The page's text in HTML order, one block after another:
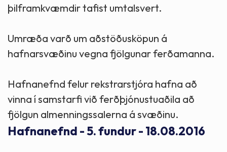
þilframkvæmdir tafist umtalsvert.
Umræða varð um aðstöðusköpun á
hafnarsvæðinu vegna fjölgunar ferðamanna.
Hafnanefnd felur rekstrarstjóra hafna að
vinna í samstarfi við ferðþjónustuaðila að
fjölgun almenningssalerna á svæðinu.
Hafnanefnd - 5. fundur - 18.08.2016